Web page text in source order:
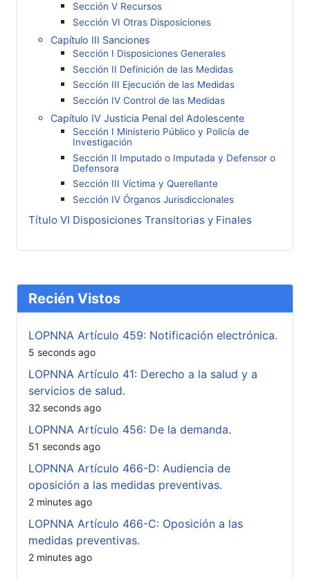
Sección V Recursos
Sección VI Otras Disposiciones
Capítulo III Sanciones
Sección I Disposiciones Generales
Sección II Definición de las Medidas
Sección III Ejecución de las Medidas
Sección IV Control de las Medidas
Capítulo IV Justicia Penal del Adolescente
Sección I Ministerio Público y Policía de
Investigación
Sección II Imputado o Imputada y Defensor o
Defensora
Sección III Víctima y Querellante
Sección IV Órganos Jurisdiccionales
Título VI Disposiciones Transitorias y Finales
Recién Vistos
LOPNNA Artículo 459: Notificación electrónica.
5 seconds ago
LOPNNA Artículo 41: Derecho a la salud y a
servicios de salud.
32 seconds ago
LOPNNA Artículo 456: De la demanda.
51 seconds ago
LOPNNA Artículo 466-D: Audiencia de
oposición a las medidas preventivas.
2 minutes ago
LOPNNA Artículo 466-C: Oposición a las
medidas preventivas.
2 minutes ago